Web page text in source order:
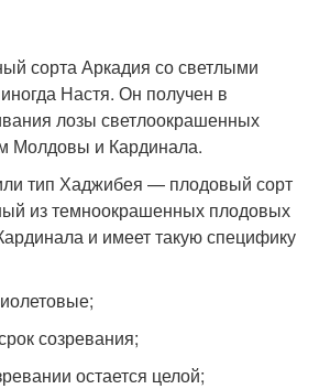
сорта Аркадия со светлыми
Настя. Он получен в
лозы светлоокрашенных
Молдовы и Кардинала.
тип Хаджибея — плодовый сорт
из темноокрашенных плодовых
и имеет такую специфику
созревания;
остается целой;